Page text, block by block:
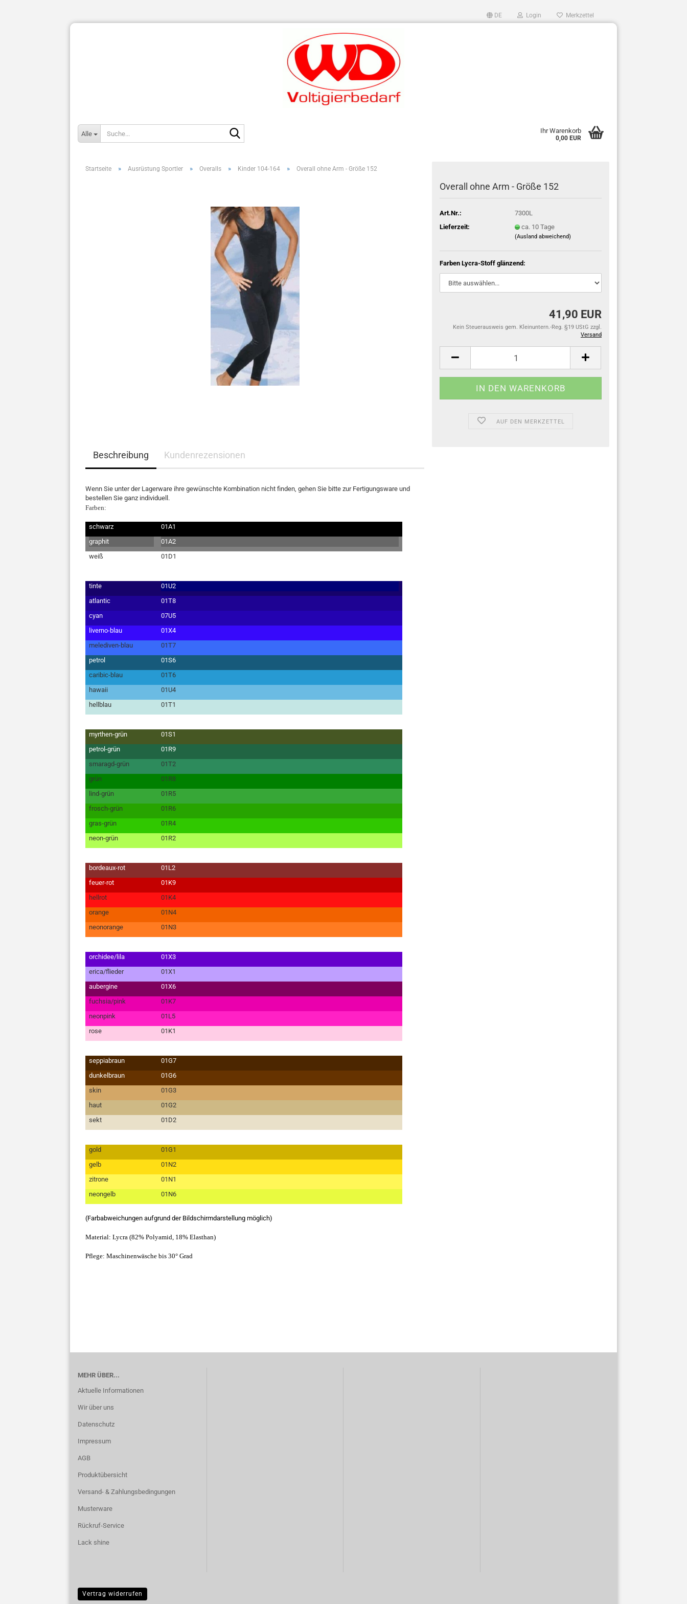
DE Login Merkzettel
Alle Ihr Warenkorb
0,00 EUR
Startseite » Ausrüstung Sportler » Overalls » Kinder 104-164 » Overall ohne Arm - Größe 152
Overall ohne Arm - Größe 152
Art.Nr.:
7300L
Lieferzeit:
ca. 10 Tage
(Ausland abweichend)
Farben Lycra-Stoff glänzend:
41,90 EUR
Kein Steuerausweis gem. Kleinuntern.-Reg. §19 UStG zzgl.
Versand
AUF DEN MERKZETTEL
Beschreibung Kundenrezensionen
Wenn Sie unter der Lagerware ihre gewünschte Kombination nicht finden, gehen Sie bitte zur Fertigungsware und
bestellen Sie ganz individuell.
Farben:
schwarz
01A1
graphit
01A2
weiß
01D1
tinte
01U2
atlantic
01T8
cyan
07U5
liverno-blau
01X4
melediven-blau
01T7
petrol
01S6
caribic-blau
01T6
hawaii
01U4
hellblau
01T1
myrthen-grün
01S1
petrol-grün
01R9
smaragd-grün
01T2
grün
01R8
lind-grün
01R5
frosch-grün
01R6
gras-grün
01R4
neon-grün
01R2
bordeaux-rot
01L2
feuer-rot
01K9
hellrot
01K4
orange
01N4
neonorange
01N3
orchidee/lila
01X3
erica/flieder
01X1
aubergine
01X6
fuchsia/pink
01K7
neonpink
01L5
rose
01K1
seppiabraun
01G7
dunkelbraun
01G6
skin
01G3
haut
01G2
sekt
01D2
gold
01G1
gelb
01N2
zitrone
01N1
neongelb
01N6
(Farbabweichungen aufgrund der Bildschirmdarstellung möglich)
Material: Lycra (82% Polyamid, 18% Elasthan)
Pflege: Maschinenwäsche bis 30° Grad
MEHR ÜBER...
Aktuelle Informationen
Wir über uns
Datenschutz
Impressum
AGB
Produktübersicht
Versand- & Zahlungsbedingungen
Musterware
Rückruf-Service
Lack shine
Vertrag widerrufen